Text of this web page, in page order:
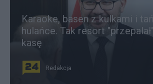
Karaoke, basen z kulkami i
hulańce. Tak resort
kasę
Redakcja